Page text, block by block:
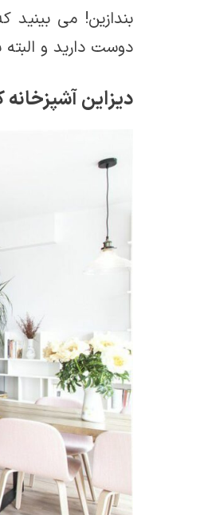
بندازین! می
دوست دارید و
دیزاین